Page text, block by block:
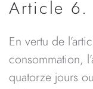
Article 6.
En vertu de
consommation,
quatorze jours